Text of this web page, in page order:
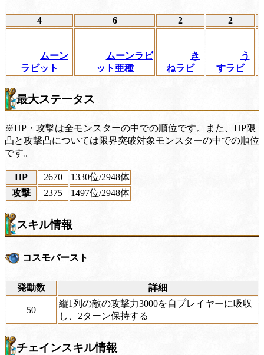
4 6 2 2
ムーン
ラビット
ムーンラビ
ット亜種
き
ねラビ
う
すラビ
最大ステータス
※HP・攻撃は全モンスターの中での順位です。また、HP限
凸と攻撃凸については限界突破対象モンスターの中での順位
です。
HP 2670 1330位/2948体
攻撃
2375 1497位/2948体
スキル情報
コスモバースト
発動数 詳細
50
縦1列の敵の攻撃力3000を自プレイヤーに吸収
し、2ターン保持する
チェインスキル情報